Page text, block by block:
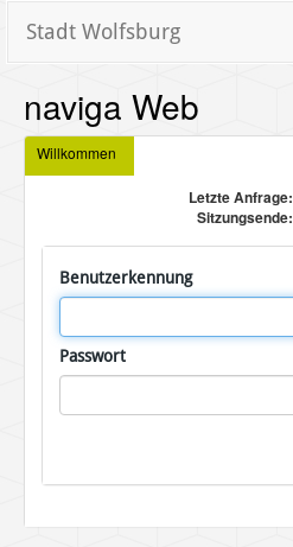
Stadt Wolfsburg
naviga Web
Willkommen
Letzte Anfrage:
Sitzungsende:
Benutzerkennung
Passwort